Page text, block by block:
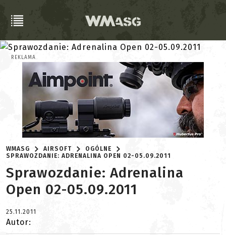
REKLAMA
WMASG AIRSOFT
OGÓLNE
SPRAWOZDANIE: ADRENALINA OPEN 02-05.09.2011
Sprawozdanie: Adrenalina
Open 02-05.09.2011
25.11.2011
Autor: